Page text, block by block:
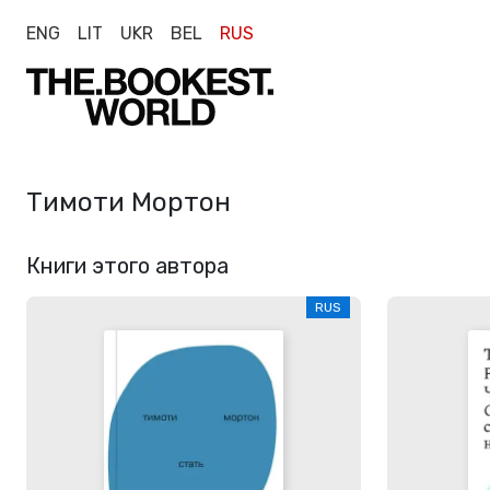
ENG LIT UKR BEL RUS
Тимоти Мортон
Книги этого автора
RUS